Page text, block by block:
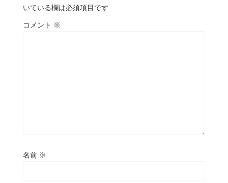
いている欄は必須項目です
コメント ※
名前 ※